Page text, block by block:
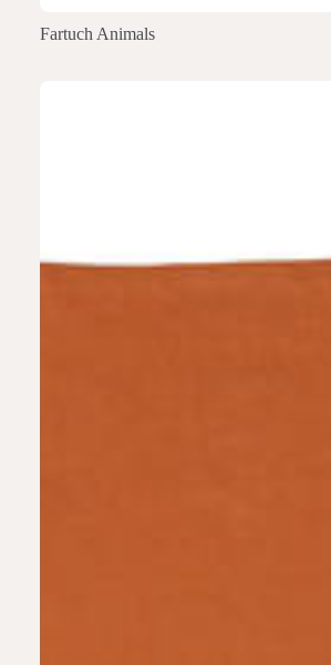
Fartuch Animals